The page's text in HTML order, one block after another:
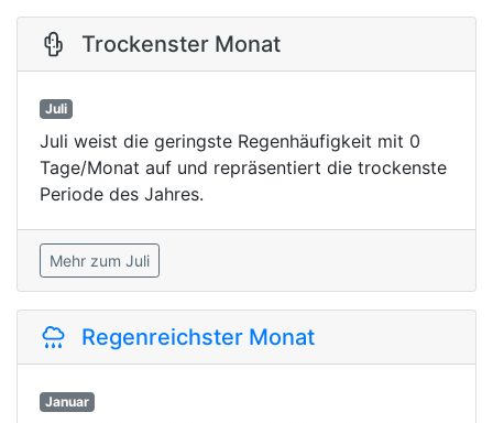
Trockenster Monat
Juli
Juli weist die geringste Regenhäufigkeit mit 0
Tage/Monat auf und repräsentiert die trockenste
Periode des Jahres.
Mehr zum Juli
Regenreichster Monat
Januar